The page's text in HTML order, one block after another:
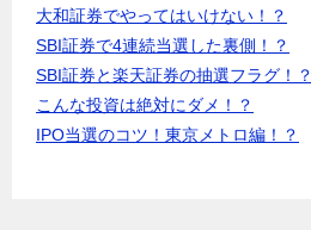
大和証券でやってはいけない！？
SBI証券で4連続当選した裏側！？
SBI証券と楽天証券の抽選フラグ！？
こんな投資は絶対にダメ！？
IPO当選のコツ！東京メトロ編！？